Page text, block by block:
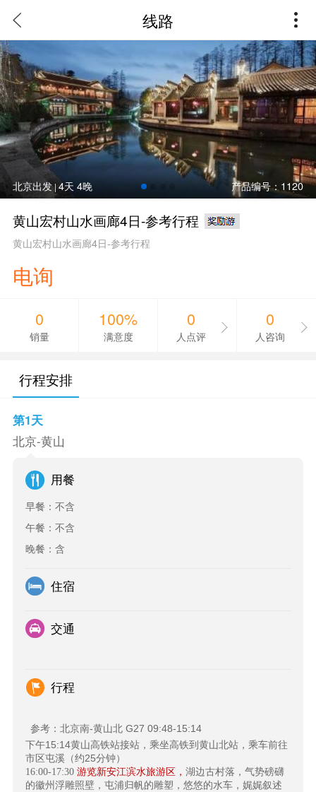
线路
北京出发| 4天 4晚 产品编号：1120
黄山宏村山水画廊4日-参考行程
黄山宏村山水画廊4日-参考行程
电询
0
销量
100%
满意度
0
人点评
0
人咨询
行程安排
第1天
北京-黄山
用餐
早餐：不含
午餐：不含
晚餐：含
住宿
交通
行程
参考：北京南-黄山北 G27 09:48-15:14
下午15:14黄山高铁站接站， 乘坐高铁到黄山北站，乘车前往
市区屯溪（约25分钟）
16:00-17:30 游览新安江滨水旅游区， 湖边古村落，气势磅礴
的徽州浮雕照壁，屯浦归帆的雕塑，悠悠的水车，娓娓叙述